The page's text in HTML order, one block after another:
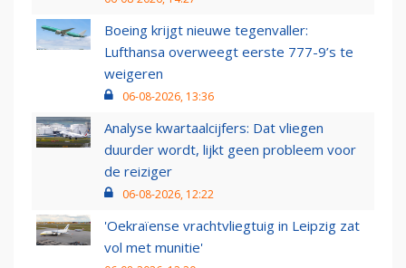
Boeing krijgt nieuwe tegenvaller:
Lufthansa overweegt eerste 777-9’s te
weigeren
06-08-2026, 13:36
Analyse kwartaalcijfers: Dat vliegen
duurder wordt, lijkt geen probleem voor
de reiziger
06-08-2026, 12:22
'Oekraïense vrachtvliegtuig in Leipzig zat
vol met munitie'